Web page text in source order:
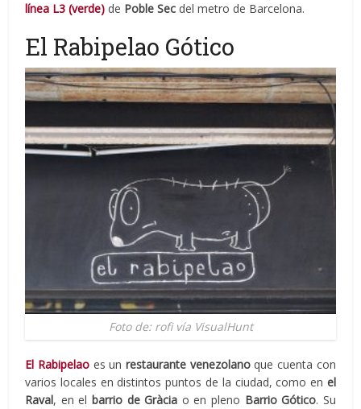
línea L3 (verde) de Poble Sec del metro de Barcelona.
El Rabipelao Gótico
Foto de: rofi vía VisualHunt
El Rabipelao es unrestaurante venezolanoque cuenta con
varios locales en distintos puntos de la ciudad, como en el
Raval, en el barrio de Gràcia o en pleno Barrio Gótico. Su